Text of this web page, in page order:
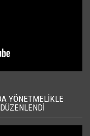
YÖNETMELIKLE